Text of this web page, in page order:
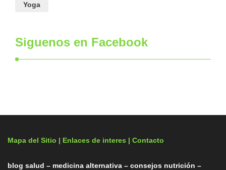
Yoga
Siguenos en Facebook
Mapa del Sitio | Enlaces de interes | Contacto
blog salud – medicina alternativa – consejos nutrición –